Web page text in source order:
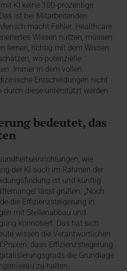
KI keine 100-prozentige
ist bei Mitarbeitenden
macht Fehler. Healthcare
Wissen nutzen, müssen
lernen, richtig mit dem Wissen
wo potenzielle
Immer in dem vollen
Entscheidungen nicht
durch diese unterstützt werden
bedeutet, das
wie
der KI auch im Rahmen der
ist und künftig
lässt grüßen. „Noch
die Effizienzsteigerung in
mit Stellenabbau und
konnotiert. Das hat sich
wissen die Verantwortlichen
dass Effizienzsteigerung
die Grundlage
zu halten.